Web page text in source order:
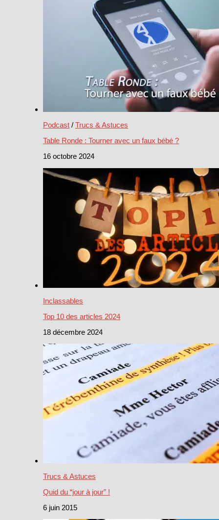
Podcast / Trucs & Astuces
Table Ronde : Tourner avec un faux bébé ?
16 octobre 2024
Inclassables
Top 10 des articles 2024
18 décembre 2024
Trucs & Astuces
Quid du “jour à jour” !
6 juin 2015